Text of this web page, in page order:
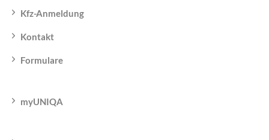
Kfz-Anmeldung
Kontakt
Formulare
myUNIQA